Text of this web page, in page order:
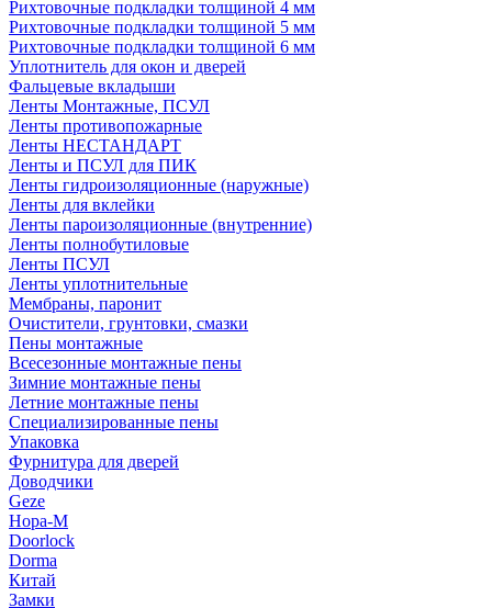
Рихтовочные подкладки толщиной 4 мм
Рихтовочные подкладки толщиной 5 мм
Рихтовочные подкладки толщиной 6 мм
Уплотнитель для окон и дверей
Фальцевые вкладыши
Ленты Монтажные, ПСУЛ
Ленты противопожарные
Ленты НЕСТАНДАРТ
Ленты и ПСУЛ для ПИК
Ленты гидроизоляционные (наружные)
Ленты для вклейки
Ленты пароизоляционные (внутренние)
Ленты полнобутиловые
Ленты ПСУЛ
Ленты уплотнительные
Мембраны, паронит
Очистители, грунтовки, смазки
Пены монтажные
Всесезонные монтажные пены
Зимние монтажные пены
Летние монтажные пены
Специализированные пены
Упаковка
Фурнитура для дверей
Доводчики
Geze
Нора-М
Doorlock
Dorma
Китай
Замки